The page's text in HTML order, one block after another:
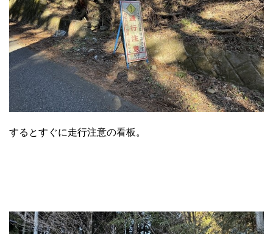
するとすぐに走行注意の看板。